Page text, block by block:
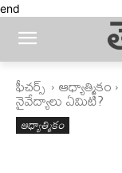
end
ఫీచ‌ర్స్ ‌ ఆధ్యాత్మికం
నైవేద్యాలు ఏమిటి?
ఆధ్యాత్మికం